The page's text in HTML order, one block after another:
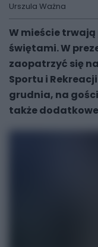
Urszula Ważna
W mieście
świętami. W
zaopatrzyć się
Sportu i
grudnia, na
także